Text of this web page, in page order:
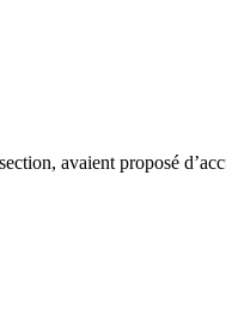
avaient proposé